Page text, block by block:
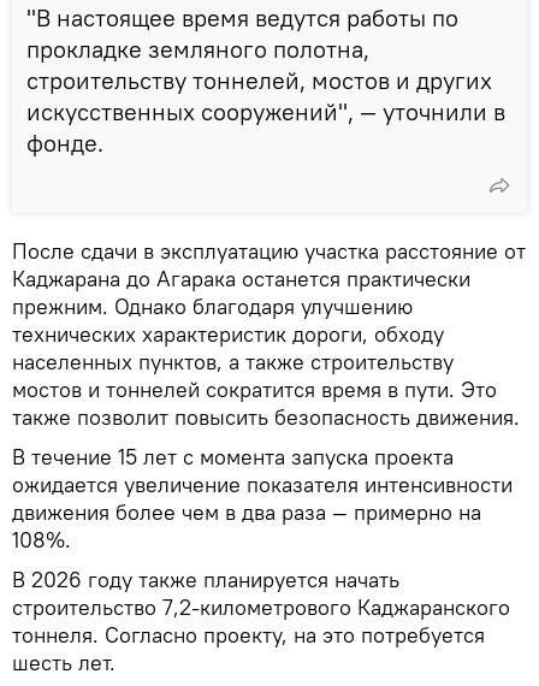
"В настоящее время ведутся работы по
прокладке земляного полотна,
строительству тоннелей, мостов и других
искусственных сооружений", — уточнили в
фонде.
После сдачи в эксплуатацию участка расстояние от
Каджарана до Агарака останется практически
прежним. Однако благодаря улучшению
технических характеристик дороги, обходу
населенных пунктов, а также строительству
мостов и тоннелей сократится время в пути. Это
также позволит повысить безопасность движения.
В течение 15 лет с момента запуска проекта
ожидается увеличение показателя интенсивности
движения более чем в два раза — примерно на
108%.
В 2026 году также планируется начать
строительство 7,2-километрового Каджаранского
тоннеля. Согласно проекту, на это потребуется
шесть лет.